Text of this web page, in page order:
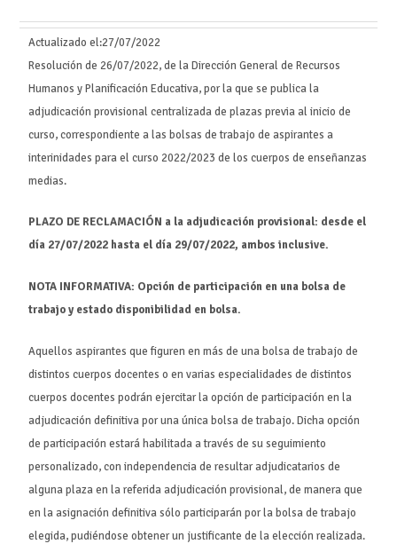
Actualizado el:27/07/2022
Resolución de 26/07/2022, de la Dirección General de Recursos
Humanos y Planificación Educativa, por la que se publica la
adjudicación provisional centralizada de plazas previa al inicio de
curso, correspondiente a las bolsas de trabajo de aspirantes a
interinidades para el curso 2022/2023 de los cuerpos de enseñanzas
medias.
PLAZO DE RECLAMACIÓN a la adjudicación provisional: desde el
día 27/07/2022 hasta el día 29/07/2022, ambos inclusive.
NOTA INFORMATIVA: Opción de participación en una bolsa de
trabajo y estado disponibilidad en bolsa.
Aquellos aspirantes que figuren en más de una bolsa de trabajo de
distintos cuerpos docentes o en varias especialidades de distintos
cuerpos docentes podrán ejercitar la opción de participación en la
adjudicación definitiva por una única bolsa de trabajo. Dicha opción
de participación estará habilitada a través de su seguimiento
personalizado, con independencia de resultar adjudicatarios de
alguna plaza en la referida adjudicación provisional, de manera que
en la asignación definitiva sólo participarán por la bolsa de trabajo
elegida, pudiéndose obtener un justificante de la elección realizada.